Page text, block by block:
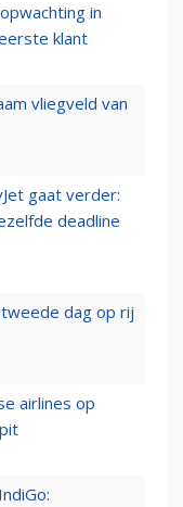
in
klant
vliegveld van
gaat verder:
deadline
dag op rij
airlines op